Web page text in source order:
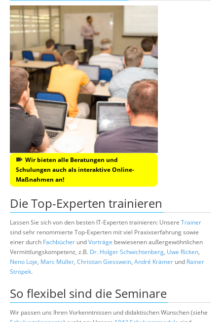
Wir bieten alle Beratungen und
Schulungen auch als interaktive Online-
Maßnahmen an!
Die Top-Experten trainieren
Lassen Sie sich von den besten IT-Experten trainieren: Unsere Trainer
sind sehr renommierte Top-Experten mit viel Praxixserfahrung sowie
einer durch Fachbücher undVorträge bewiesenen außergewöhnlichen
Vermittlungskompetenz, z.B. Dr. Holger Schwichtenberg, Uwe Ricken,
Neno Loje, Marc Müller, Christian Giesswein, André Krämer und Rainer
Stropek.
So flexibel sind die Seminare
Wir passen uns Ihren Vorkenntnissen und didaktischen Wünschen (siehe